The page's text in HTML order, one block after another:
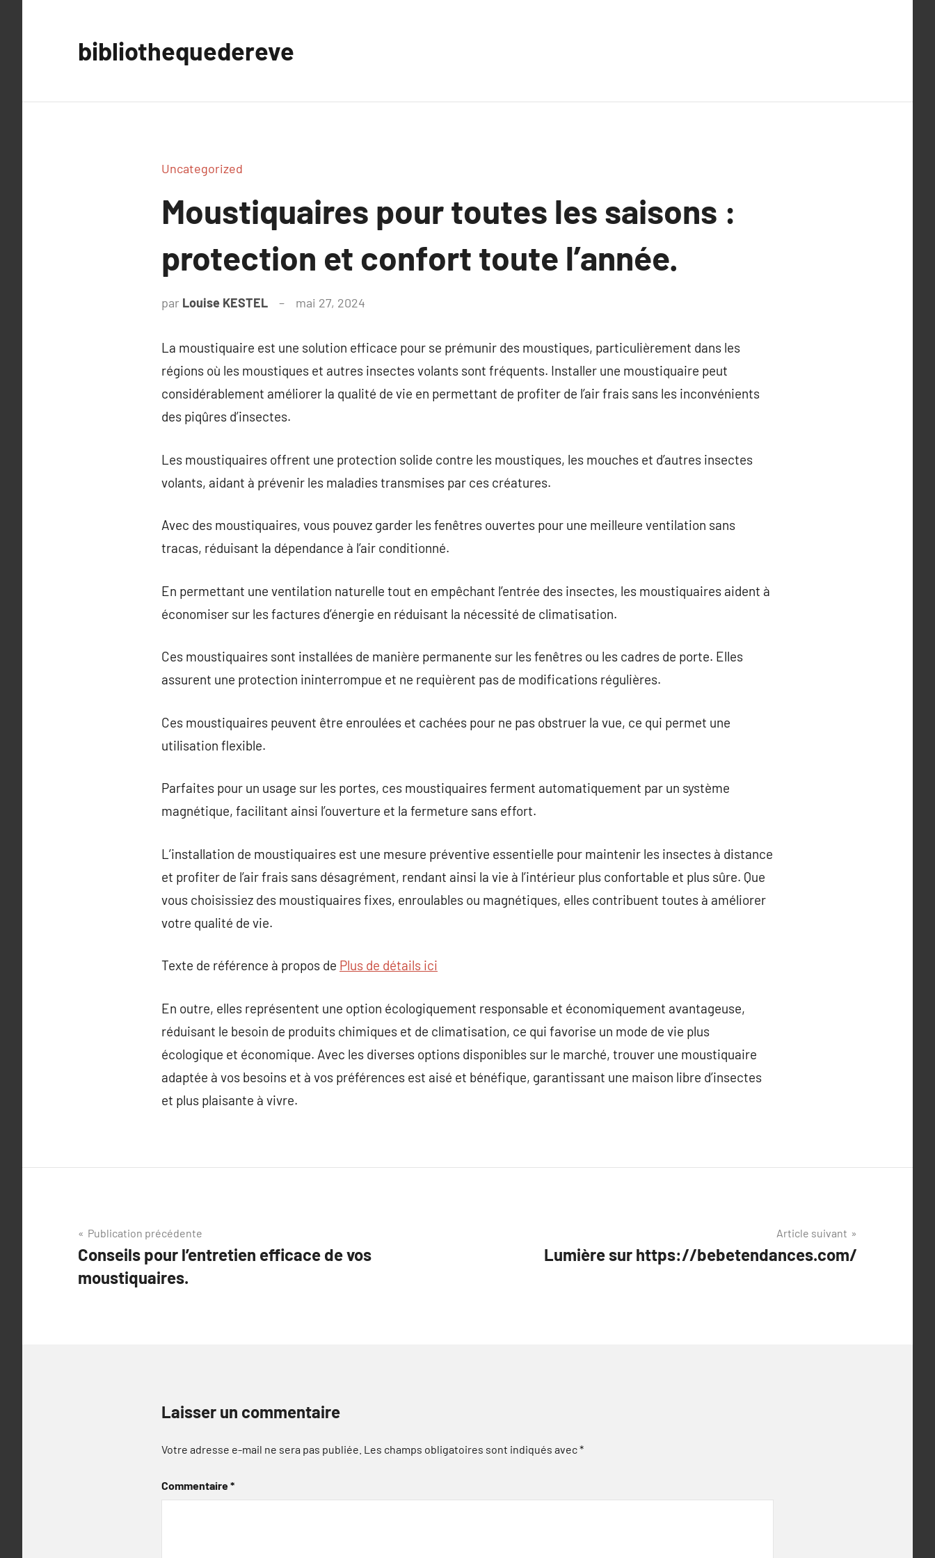
bibliothequedereve
Uncategorized
Moustiquaires pour toutes les saisons :
protection et confort toute l’année.
par Louise KESTEL mai 27, 2024
La moustiquaire est une solution efficace pour se prémunir des moustiques, particulièrement dans les
régions où les moustiques et autres insectes volants sont fréquents. Installer une moustiquaire peut
considérablement améliorer la qualité de vie en permettant de profiter de l’air frais sans les inconvénients
des piqûres d’insectes.
Les moustiquaires offrent une protection solide contre les moustiques, les mouches et d’autres insectes
volants, aidant à prévenir les maladies transmises par ces créatures.
Avec des moustiquaires, vous pouvez garder les fenêtres ouvertes pour une meilleure ventilation sans
tracas, réduisant la dépendance à l’air conditionné.
En permettant une ventilation naturelle tout en empêchant l’entrée des insectes, les moustiquaires aident à
économiser sur les factures d’énergie en réduisant la nécessité de climatisation.
Ces moustiquaires sont installées de manière permanente sur les fenêtres ou les cadres de porte. Elles
assurent une protection ininterrompue et ne requièrent pas de modifications régulières.
Ces moustiquaires peuvent être enroulées et cachées pour ne pas obstruer la vue, ce qui permet une
utilisation flexible.
Parfaites pour un usage sur les portes, ces moustiquaires ferment automatiquement par un système
magnétique, facilitant ainsi l’ouverture et la fermeture sans effort.
L’installation de moustiquaires est une mesure préventive essentielle pour maintenir les insectes à distance
et profiter de l’air frais sans désagrément, rendant ainsi la vie à l’intérieur plus confortable et plus sûre. Que
vous choisissiez des moustiquaires fixes, enroulables ou magnétiques, elles contribuent toutes à améliorer
votre qualité de vie.
Texte de référence à propos de Plus de détails ici
En outre, elles représentent une option écologiquement responsable et économiquement avantageuse,
réduisant le besoin de produits chimiques et de climatisation, ce qui favorise un mode de vie plus
écologique et économique. Avec les diverses options disponibles sur le marché, trouver une moustiquaire
adaptée à vos besoins et à vos préférences est aisé et bénéfique, garantissant une maison libre d’insectes
et plus plaisante à vivre.
Navigation
de
l’article
Publication précédente
Conseils pour l’entretien efficace de vos
moustiquaires.
Article suivant
Lumière sur https://bebetendances.com/
Laisser un commentaire
Votre adresse e-mail ne sera pas publiée. Les champs obligatoires sont indiqués avec*
Commentaire*